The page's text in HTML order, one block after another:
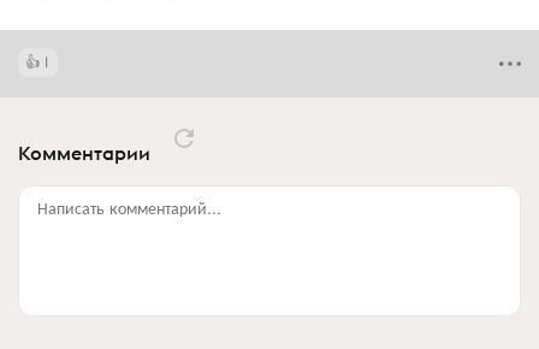
1
Комментарии
Написать комментарий...